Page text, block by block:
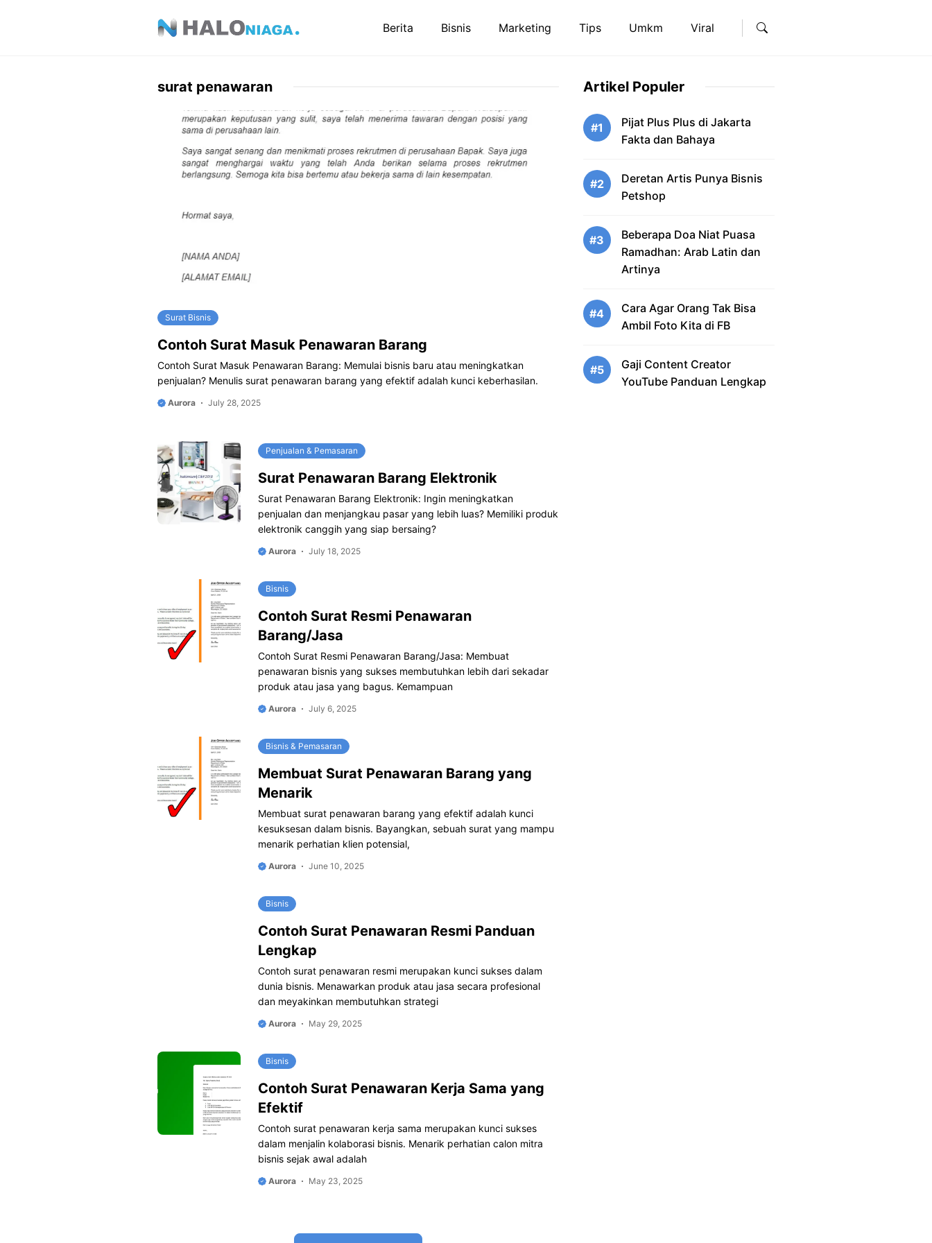
Berita Bisnis Marketing Tips Umkm Viral
surat penawaran
Surat Bisnis
Contoh Surat Masuk Penawaran Barang
Contoh Surat Masuk Penawaran Barang: Memulai bisnis baru atau meningkatkan
penjualan? Menulis surat penawaran barang yang efektif adalah kunci keberhasilan.
Aurora July 28, 2025
Penjualan & Pemasaran
Surat Penawaran Barang Elektronik
Surat Penawaran Barang Elektronik: Ingin meningkatkan
penjualan dan menjangkau pasar yang lebih luas? Memiliki produk
elektronik canggih yang siap bersaing?
Aurora July 18, 2025
Bisnis
Contoh Surat Resmi Penawaran
Barang/Jasa
Contoh Surat Resmi Penawaran Barang/Jasa: Membuat
penawaran bisnis yang sukses membutuhkan lebih dari sekadar
produk atau jasa yang bagus. Kemampuan
Aurora July 6, 2025
Bisnis & Pemasaran
Membuat Surat Penawaran Barang yang
Menarik
Membuat surat penawaran barang yang efektif adalah kunci
kesuksesan dalam bisnis. Bayangkan, sebuah surat yang mampu
menarik perhatian klien potensial,
Aurora June 10, 2025
Bisnis
Contoh Surat Penawaran Resmi Panduan
Lengkap
Contoh surat penawaran resmi merupakan kunci sukses dalam
dunia bisnis. Menawarkan produk atau jasa secara profesional
dan meyakinkan membutuhkan strategi
Aurora May 29, 2025
Bisnis
Contoh Surat Penawaran Kerja Sama yang
Efektif
Contoh surat penawaran kerja sama merupakan kunci sukses
dalam menjalin kolaborasi bisnis. Menarik perhatian calon mitra
bisnis sejak awal adalah
Aurora May 23, 2025
Artikel Populer
#1
Pijat Plus Plus di Jakarta
Fakta dan Bahaya
#2
Deretan Artis Punya Bisnis
Petshop
#3
Beberapa Doa Niat Puasa
Ramadhan: Arab Latin dan
Artinya
#4
Cara Agar Orang Tak Bisa
Ambil Foto Kita di FB
#5
Gaji Content Creator
YouTube Panduan Lengkap